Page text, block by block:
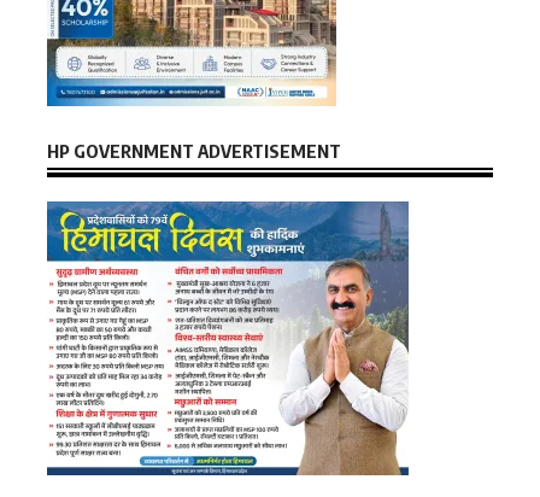
HP GOVERNMENT ADVERTISEMENT